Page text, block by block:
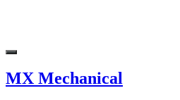
MX Mechanical